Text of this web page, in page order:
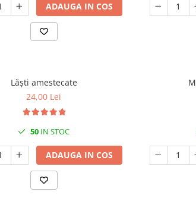
ADAUGA IN COS
Lăști amestecate
24,00 Lei
50 IN STOC
ADAUGA IN COS